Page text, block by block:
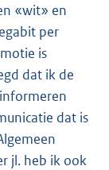
«wit» en
per
is
dat ik de
dat is
jl. heb ik ook